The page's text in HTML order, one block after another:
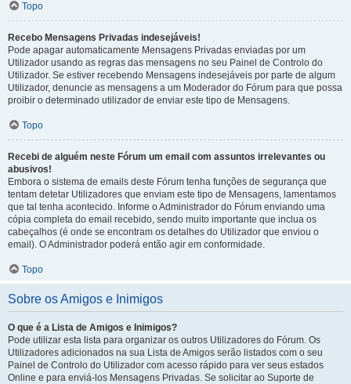
Topo
Recebo Mensagens Privadas indesejáveis!
Pode apagar automaticamente Mensagens Privadas enviadas por um
Utilizador usando as regras das mensagens no seu Painel de Controlo do
Utilizador. Se estiver recebendo Mensagens indesejáveis por parte de algum
Utilizador, denuncie as mensagens a um Moderador do Fórum para que possa
proibir o determinado utilizador de enviar este tipo de Mensagens.
Topo
Recebi de alguém neste Fórum um email com assuntos irrelevantes ou
abusivos!
Embora o sistema de emails deste Fórum tenha funções de segurança que
tentam detetar Utilizadores que enviam este tipo de Mensagens, lamentamos
que tal tenha acontecido. Informe o Administrador do Fórum enviando uma
cópia completa do email recebido, sendo muito importante que inclua os
cabeçalhos (é onde se encontram os detalhes do Utilizador que enviou o
email). O Administrador poderá então agir em conformidade.
Topo
Sobre os Amigos e Inimigos
O que é a Lista de Amigos e Inimigos?
Pode utilizar esta lista para organizar os outros Utilizadores do Fórum. Os
Utilizadores adicionados na sua Lista de Amigos serão listados com o seu
Painel de Controlo do Utilizador com acesso rápido para ver seus estados
Online e para enviá-los Mensagens Privadas. Se solicitar ao Suporte de